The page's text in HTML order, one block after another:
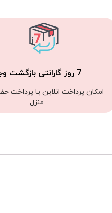
7 روز گارانتی بازگشت وجه
امکان پرداخت انلاین یا پرداخت
منزل